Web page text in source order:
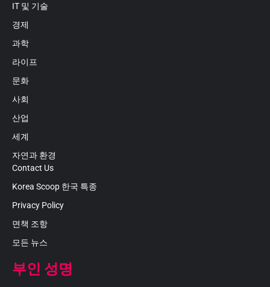
IT 및 기술
경제
과학
라이프
문화
사회
산업
세계
자연과 환경
Contact Us
Korea Scoop 한국 특종
Privacy Policy
면책 조항
모든 뉴스
부인 성명